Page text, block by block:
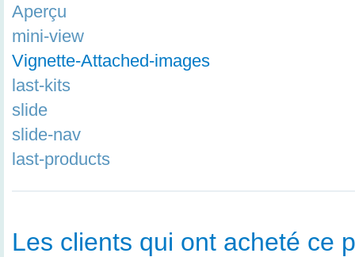
Aperçu
mini-view
Vignette-Attached-images
last-kits
slide
slide-nav
last-products
Les clients qui ont acheté ce